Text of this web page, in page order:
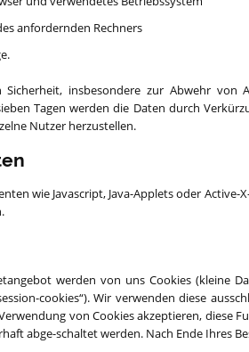
anfordernden Rechners
insbesondere zur Abwehr
Tagen werden die Daten durch
Nutzer herzustellen.
wie Javascript, Java-Applets oder
werden von uns Cookies (kleine
cookies“). Wir verwenden diese
von Cookies akzeptieren,
abge-schaltet werden. Nach Ende Ihres